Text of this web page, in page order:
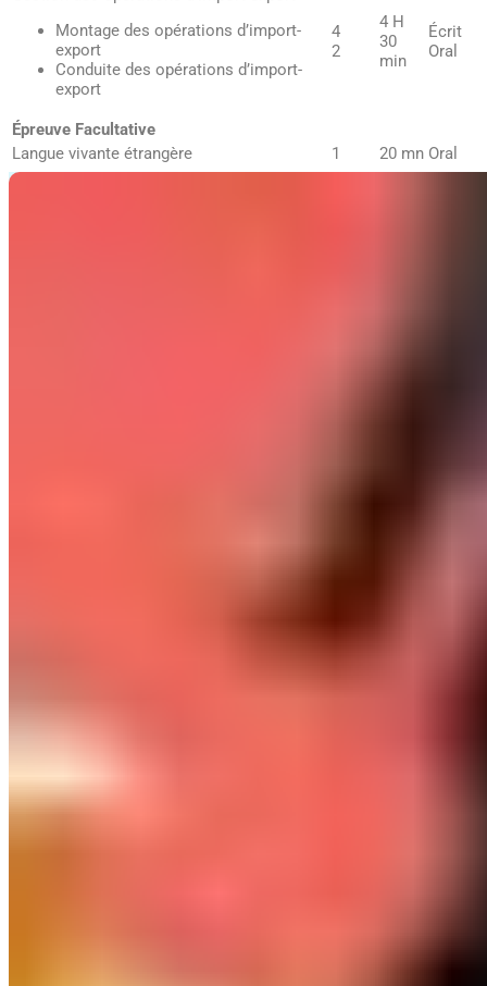
Montage des opérations d’import-
export
Conduite des opérations d’import-
export
4
2
4 H
30
min
Écrit
Oral
Épreuve Facultative
Langue vivante étrangère
1 20 mn Oral